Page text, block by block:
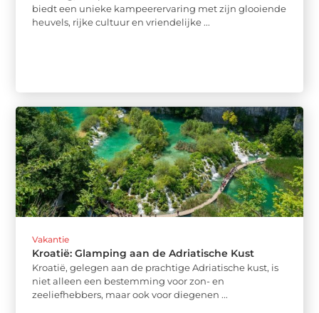
biedt een unieke kampeerervaring met zijn glooiende
heuvels, rijke cultuur en vriendelijke ...
Vakantie
Kroatië: Glamping aan de Adriatische Kust
Kroatië, gelegen aan de prachtige Adriatische kust, is
niet alleen een bestemming voor zon- en
zeeliefhebbers, maar ook voor diegenen ...